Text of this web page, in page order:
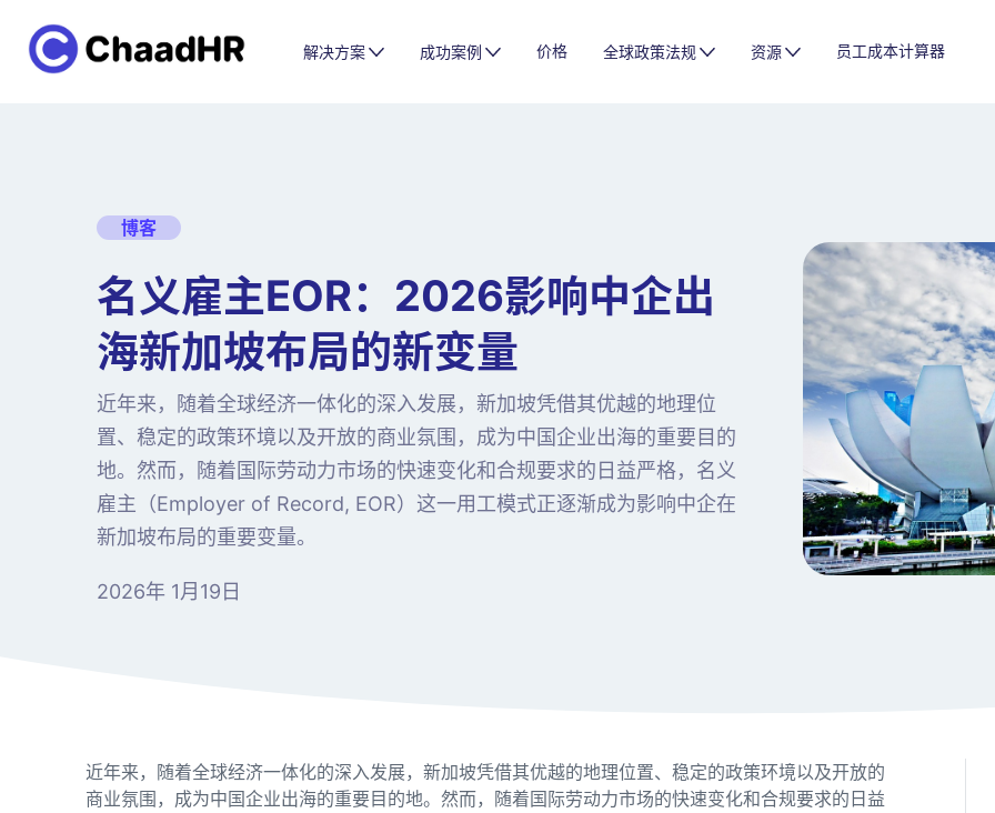
解决方案 成功案例 价格 全球政策法规 资源 员工成本计算器
博客
名义雇主EOR：2026影响中企出
海新加坡布局的新变量
近年来，随着全球经济一体化的深入发展，新加坡凭借其优越的地理位
置、稳定的政策环境以及开放的商业氛围，成为中国企业出海的重要目的
地。然而，随着国际劳动力市场的快速变化和合规要求的日益严格，名义
雇主（Employer of Record, EOR）这一用工模式正逐渐成为影响中企在
新加坡布局的重要变量。
2026年 1月19日
近年来，随着全球经济一体化的深入发展，新加坡凭借其优越的地理位置、稳定的政策环境以及开放的
商业氛围，成为中国企业出海的重要目的地。然而，随着国际劳动力市场的快速变化和合规要求的日益